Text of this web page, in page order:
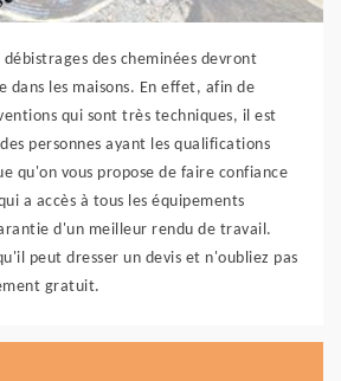
des cheminées devront
dans les maisons. En effet, afin de
qui sont très techniques, il est
personnes ayant les qualifications
qu'on vous propose de faire confiance
a accès à tous les équipements
d'un meilleur rendu de travail.
peut dresser un devis et n'oubliez pas
gratuit.